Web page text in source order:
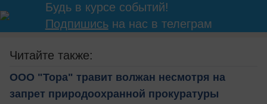
Будь в курсе событий!
Подпишисьна нас в телеграм
Читайте также:
ООО "Тора" травит волжан несмотря на
запрет природоохранной прокуратуры